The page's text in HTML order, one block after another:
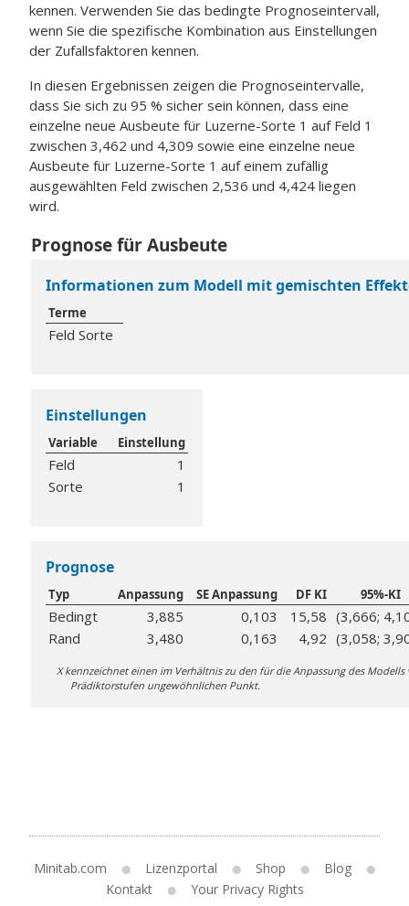
kennen. Verwenden Sie das bedingte Prognoseintervall,
wenn Sie die spezifische Kombination aus Einstellungen
der Zufallsfaktoren kennen.
In diesen Ergebnissen zeigen die Prognoseintervalle,
dass Sie sich zu 95 % sicher sein können, dass eine
einzelne neue Ausbeute für Luzerne-Sorte 1 auf Feld 1
zwischen 3,462 und 4,309 sowie eine einzelne neue
Ausbeute für Luzerne-Sorte 1 auf einem zufällig
ausgewählten Feld zwischen 2,536 und 4,424 liegen
wird.
Prognose für Ausbeute
Informationen zum Modell mit gemischten
Terme
Feld Sorte
Einstellungen
Variable Einstellung
Feld
1
Sorte
1
Prognose
Typ Anpassung SE Anpassung DF KI 95%-KI
Bedingt 3,885 0,103 15,58 (3,666;
Rand
3,480 0,163 4,92 (3,058;
X kennzeichnet einen im Verhältnis zu den für die Anpassung des Modells
Prädiktorstufen ungewöhnlichen Punkt.
Minitab.com Lizenzportal Shop
Blog
Kontakt
Your Privacy Rights